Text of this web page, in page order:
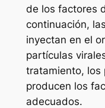
de los factores
continuación,
inyectan en el
partículas
tratamiento, los
producen los
adecuados.